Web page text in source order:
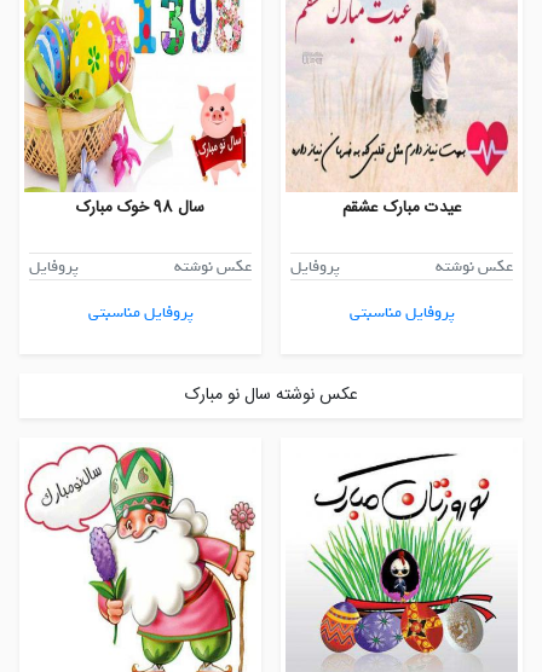
عیدت مبارک عشقم
عکس نوشته
پروفایل
پروفایل مناسبتی
سال 98 خوک مبارک
عکس نوشته
پروفایل
پروفایل مناسبتی
عکس نوشته سال نو مبارک